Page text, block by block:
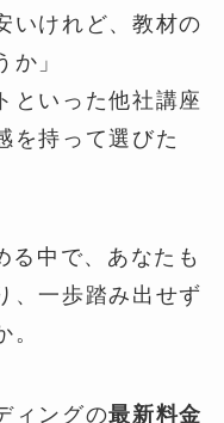
いけれど、教材の
か」
といった他社講座
を持って選びた
る中で、あなたも
、一歩踏み出せず
。
ィングの最新料金